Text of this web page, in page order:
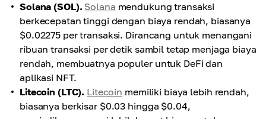
Solana (SOL). Solana mendukung transaksi
berkecepatan tinggi dengan biaya rendah, biasanya
$0.02275 per transaksi. Dirancang untuk menangani
ribuan transaksi per detik sambil tetap menjaga biaya
rendah, membuatnya populer untuk DeFi dan
aplikasi NFT.
Litecoin (LTC). Litecoin memiliki biaya lebih rendah,
biasanya berkisar $0.03 hingga $0.04,